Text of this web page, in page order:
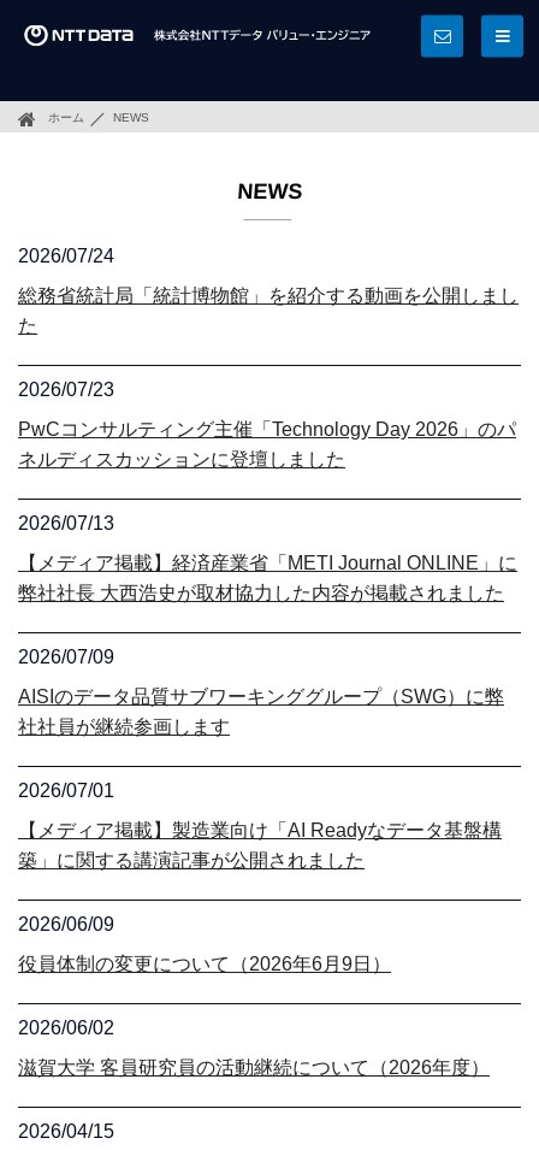
ホーム NEWS
NEWS
2026/07/24
総務省統計局「統計博物館」を紹介する動画を公開しまし
た
2026/07/23
PwCコンサルティング主催「Technology Day 2026」のパ
ネルディスカッションに登壇しました
2026/07/13
【メディア掲載】経済産業省「METI Journal ONLINE」に
弊社社長 大西浩史が取材協力した内容が掲載されました
2026/07/09
AISIのデータ品質サブワーキンググループ（SWG）に弊
社社員が継続参画します
2026/07/01
【メディア掲載】製造業向け「AI Readyなデータ基盤構
築」に関する講演記事が公開されました
2026/06/09
役員体制の変更について（2026年6月9日）
2026/06/02
滋賀大学 客員研究員の活動継続について（2026年度）
2026/04/15